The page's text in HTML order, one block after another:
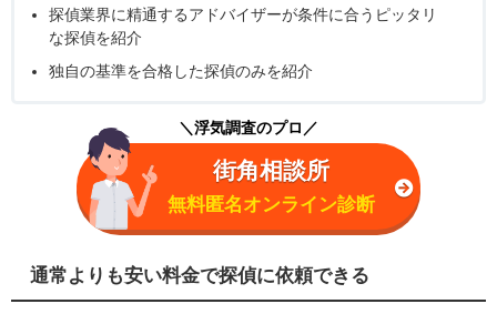
探偵業界に精通するアドバイザーが条件に合うピッタリ
な探偵を紹介
独自の基準を合格した探偵のみを紹介
＼浮気調査のプロ／
街角相談所
無料匿名オンライン診断
通常よりも安い料金で探偵に依頼できる